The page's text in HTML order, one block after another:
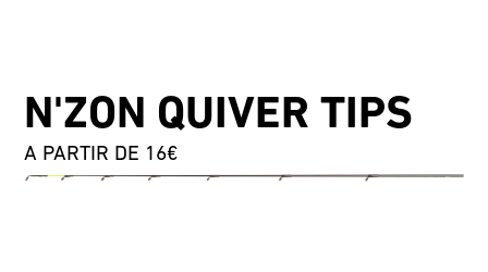
N'ZON QUIVER TIPS
A PARTIR DE 16€